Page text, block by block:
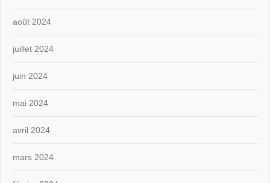
août 2024
juillet 2024
juin 2024
mai 2024
avril 2024
mars 2024